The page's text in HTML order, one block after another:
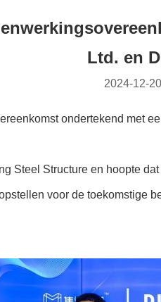
Ltd. en
2024-12-20
ondertekend met
Steel Structure en hoopte
voor de toekomstige